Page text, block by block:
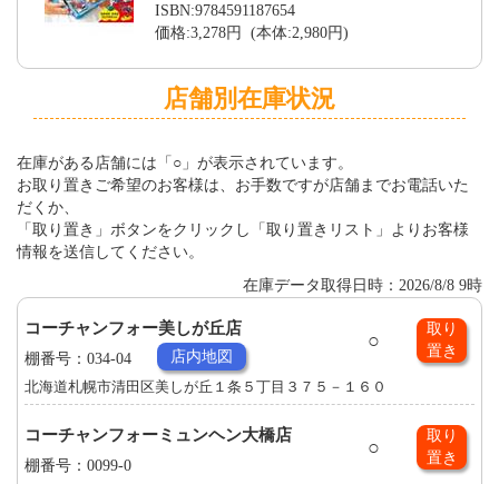
ISBN:9784591187654
価格:3,278円 (本体:2,980円)
店舗別在庫状況
在庫がある店舗には「○」が表示されています。
お取り置きご希望のお客様は、お手数ですが店舗までお電話いた
だくか、
「取り置き」ボタンをクリックし「取り置きリスト」よりお客様
情報を送信してください。
在庫データ取得日時：2026/8/8 9時
コーチャンフォー美しが丘店
○
取り
置き
棚番号：034-04 店内地図
北海道札幌市清田区美しが丘１条５丁目３７５－１６０
コーチャンフォーミュンヘン大橋店
○
取り
置き
棚番号：0099-0